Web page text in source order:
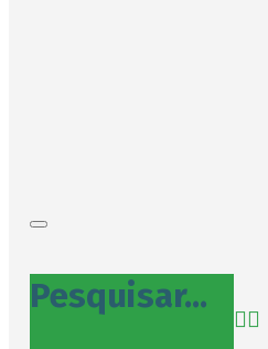
Pesquisar...